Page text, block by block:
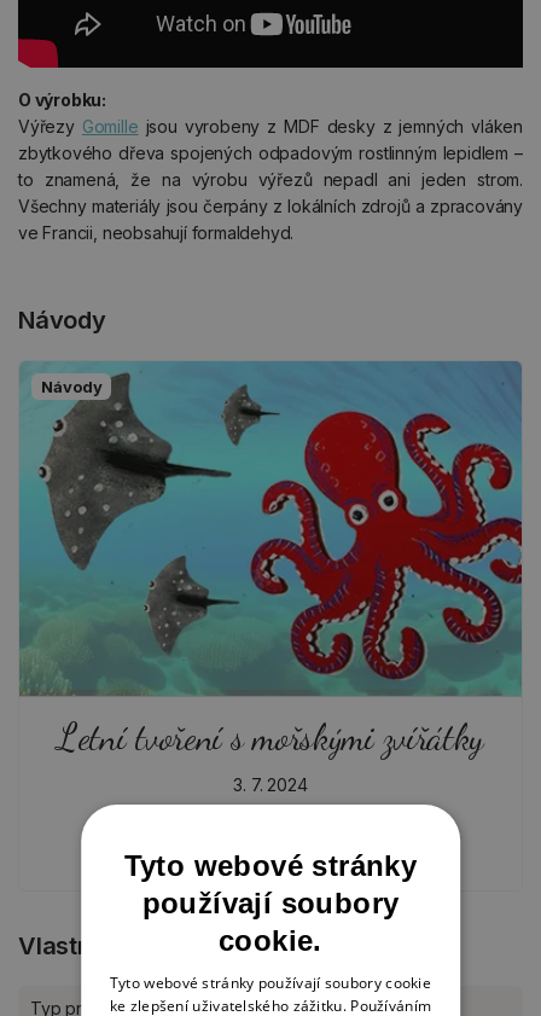
O výrobku:
Výřezy Gomille jsou vyrobeny z MDF desky z jemných vláken
zbytkového dřeva spojených odpadovým rostlinným lepidlem –
to znamená, že na výrobu výřezů nepadl ani jeden strom.
Všechny materiály jsou čerpány z lokálních zdrojů a zpracovány
ve Francii, neobsahují formaldehyd.
Návody
Návody
Letní tvoření s mořskými zvířátky
3. 7. 2024
Vlastnosti produktu
Typ produktu K dotvoření
Tyto webové stránky
používají soubory
cookie.
Tyto webové stránky používají soubory cookie
ke zlepšení uživatelského zážitku. Používáním